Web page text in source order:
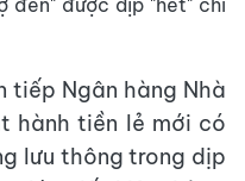
đen" được dịp "hét" chi
tiếp Ngân hàng Nhà
hành tiền lẻ mới có
lưu thông trong dịp